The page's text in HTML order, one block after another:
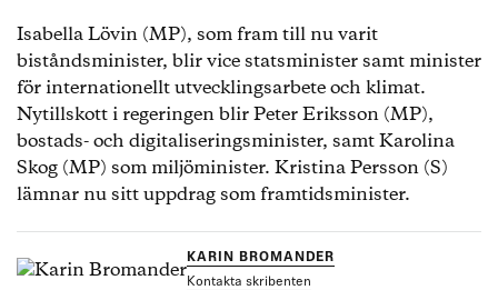
Isabella Lövin (MP), som fram till nu varit
biståndsminister, blir vice statsminister samt minister
för internationellt utvecklingsarbete och klimat.
Nytillskott i regeringen blir Peter Eriksson (MP),
bostads- och digitaliseringsminister, samt Karolina
Skog (MP) som miljöminister. Kristina Persson (S)
lämnar nu sitt uppdrag som framtidsminister.
KARIN BROMANDER
Kontakta skribenten